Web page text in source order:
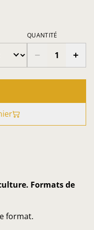
QUANTITÉ
Formats de
format.